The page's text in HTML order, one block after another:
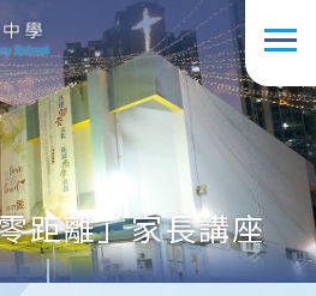
距離」家長講座